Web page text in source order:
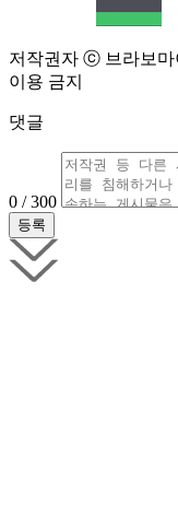
저작권자 ⓒ 브라보마
이용 금지
댓글
0 / 300